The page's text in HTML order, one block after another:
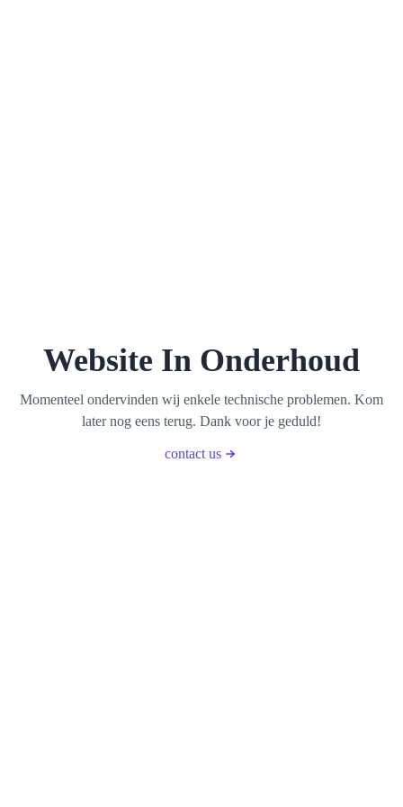
Website In Onderhoud
Momenteel ondervinden wij enkele technische problemen. Kom
later nog eens terug. Dank voor je geduld!
contact us